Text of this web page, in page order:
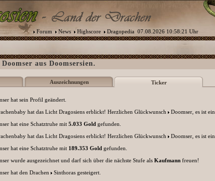
Forum News Highscore Dragopedia 07.08.2026 10:58:21 Uhr
aus Doomsersien.
Auszeichnungen Ticker
hat sein Profil geändert.
hat das Licht Dragosiens erblickt! Herzlichen Glückwunsch Doomser , es ist ein
hat eine Schatztruhe mit 5.033 Gold gefunden.
hat das Licht Dragosiens erblickt! Herzlichen Glückwunsch Doomser , es ist ein
hat eine Schatztruhe mit 189.353 Gold gefunden.
wurde ausgezeichnet und darf sich über die nächste Stufe als Kaufmann freuen!
hat den Drachen Sinthoras gesteigert.